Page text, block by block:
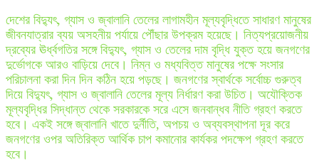
দেশের বিদ্যুৎ, গ্যাস ও জ্বালানি তেলের লাগামহীন মূল্যবৃদ্ধিতে সাধারণ মানুষের
জীবনযাত্রার ব্যয় অসহনীয় পর্যায়ে পৌঁছার উপক্রম হয়েছে। নিত্যপ্রয়োজনীয়
দ্রব্যের ঊর্ধ্বগতির সঙ্গে বিদ্যুৎ, গ্যাস ও তেলের দাম বৃদ্ধি যুক্ত হয়ে জনগণের
দুর্ভোগকে আরও বাড়িয়ে দেবে। নিম্ন ও মধ্যবিত্ত মানুষের পক্ষে সংসার
পরিচালনা করা দিন দিন কঠিন হয়ে পড়ছে। জনগণের স্বার্থকে সর্বোচ্চ গুরুত্ব
দিয়ে বিদ্যুৎ, গ্যাস ও জ্বালানি তেলের মূল্য নির্ধারণ করা উচিত। অযৌক্তিক
মূল্যবৃদ্ধির সিদ্ধান্ত থেকে সরকারকে সরে এসে জনবান্ধব নীতি গ্রহণ করতে
হবে। একই সঙ্গে জ্বালানি খাতে দুর্নীতি, অপচয় ও অব্যবস্থাপনা দূর করে
জনগণের ওপর অতিরিক্ত আর্থিক চাপ কমানোর কার্যকর পদক্ষেপ গ্রহণ করতে
হবে।